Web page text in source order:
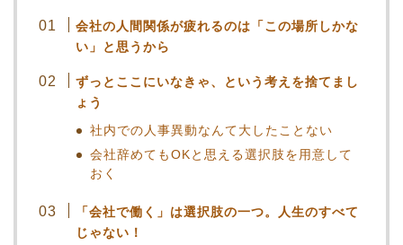
会社の人間関係が疲れるのは「この場所しかな
い」と思うから
ずっとここにいなきゃ、という考えを捨てまし
ょう
社内での人事異動なんて大したことない
会社辞めてもOKと思える選択肢を用意して
おく
「会社で働く」は選択肢の一つ。人生のすべて
じゃない！